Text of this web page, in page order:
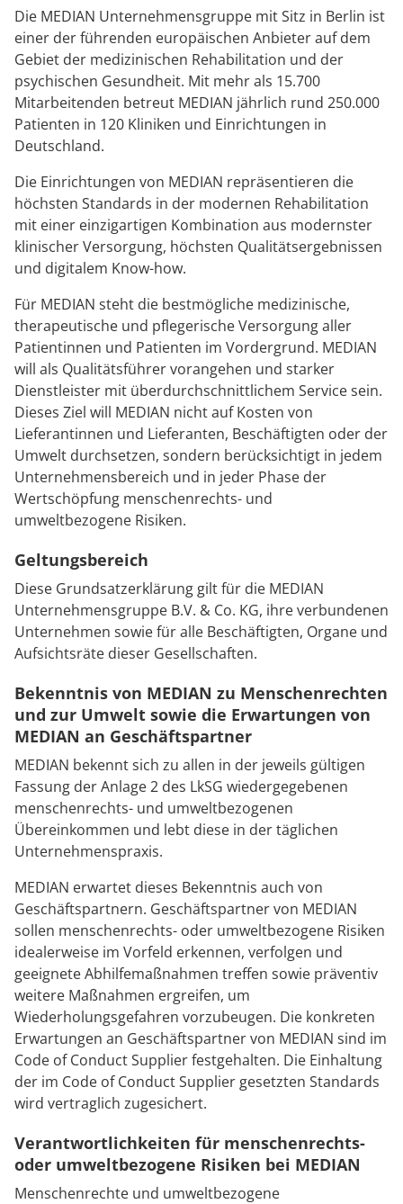
Blog
Veranstaltungen
Downloads
Anreise
FAQs
Kontakt
Kosten & Kostenträger
Zuzahlung & Befreiung
Checkliste zum Start
Kinder-und Jugendreha
Gastroenterologie
Stoffwechselerkrankungen
Geriatrie
Gynäkologie
HTS & Cochlea
Long Covid
Onkologie
Pneumologie
Rheumatologie
Prävention
Nachsorge
Qualität & Expertise
Energiepolitik
Publikationsdatenbank
Ihr Weg zu MEDIAN
Kosten & Kostenträger
Zuzahlung & Befreiung
Reha FAQ
Reha Checkliste
Über MEDIAN
Kooperationen
Presse
Blog
Karriere
Die MEDIAN Unternehmensgruppe mit Sitz in Berlin ist
einer der führenden europäischen Anbieter auf dem
Gebiet der medizinischen Rehabilitation und der
psychischen Gesundheit. Mit mehr als 15.700
Mitarbeitenden betreut MEDIAN jährlich rund 250.000
Patienten in 120 Kliniken und Einrichtungen in
Deutschland.
Die Einrichtungen von MEDIAN repräsentieren die
höchsten Standards in der modernen Rehabilitation
mit einer einzigartigen Kombination aus modernster
klinischer Versorgung, höchsten Qualitätsergebnissen
und digitalem Know-how.
Für MEDIAN steht die bestmögliche medizinische,
therapeutische und pflegerische Versorgung aller
Patientinnen und Patienten im Vordergrund. MEDIAN
will als Qualitätsführer vorangehen und starker
Dienstleister mit überdurchschnittlichem Service sein.
Dieses Ziel will MEDIAN nicht auf Kosten von
Lieferantinnen und Lieferanten, Beschäftigten oder der
Umwelt durchsetzen, sondern berücksichtigt in jedem
Unternehmensbereich und in jeder Phase der
Wertschöpfung menschenrechts- und
umweltbezogene Risiken.
Geltungsbereich
Diese Grundsatzerklärung gilt für die MEDIAN
Unternehmensgruppe B.V. & Co. KG, ihre verbundenen
Unternehmen sowie für alle Beschäftigten, Organe und
Aufsichtsräte dieser Gesellschaften.
Bekenntnis von MEDIAN zu Menschenrechten
und zur Umwelt sowie die Erwartungen von
MEDIAN an Geschäftspartner
MEDIAN bekennt sich zu allen in der jeweils gültigen
Fassung der Anlage 2 des LkSG wiedergegebenen
menschenrechts- und umweltbezogenen
Übereinkommen und lebt diese in der täglichen
Unternehmenspraxis.
MEDIAN erwartet dieses Bekenntnis auch von
Geschäftspartnern. Geschäftspartner von MEDIAN
sollen menschenrechts- oder umweltbezogene Risiken
idealerweise im Vorfeld erkennen, verfolgen und
geeignete Abhilfemaßnahmen treffen sowie präventiv
weitere Maßnahmen ergreifen, um
Wiederholungsgefahren vorzubeugen. Die konkreten
Erwartungen an Geschäftspartner von MEDIAN sind im
Code of Conduct Supplier festgehalten. Die Einhaltung
der im Code of Conduct Supplier gesetzten Standards
wird vertraglich zugesichert.
Verantwortlichkeiten für menschenrechts-
oder umweltbezogene Risiken bei MEDIAN
Menschenrechte und umweltbezogene